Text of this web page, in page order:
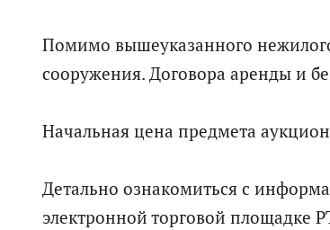
Помимо вышеуказанного
сооружения. Договора аренды и
Начальная цена предмета
Детально ознакомиться с
электронной торговой площадке